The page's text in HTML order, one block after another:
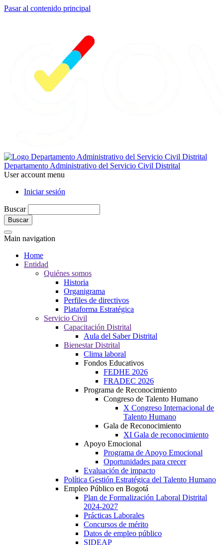
Pasar al contenido principal
Departamento Administrativo del Servicio Civil Distrital
User account menu
Iniciar sesión
Buscar
Main navigation
Home
Entidad
Quiénes somos
Historia
Organigrama
Perfiles de directivos
Plataforma Estratégica
Servicio Civil
Capacitación Distrital
Aula del Saber Distrital
Bienestar Distrital
Clima laboral
Fondos Educativos
FEDHE 2026
FRADEC 2026
Programa de Reconocimiento
Congreso de Talento Humano
X Congreso Internacional de
Talento Humano
Gala de Reconocimiento
XI Gala de reconocimiento
Apoyo Emocional
Programa de Apoyo Emocional
Oportunidades para crecer
Evaluación de impacto
Política Gestión Estratégica del Talento Humano
Empleo Público en Bogotá
Plan de Formalización Laboral Distrital
2024-2027
Prácticas Laborales
Concursos de mérito
Datos de empleo público
SIDEAP